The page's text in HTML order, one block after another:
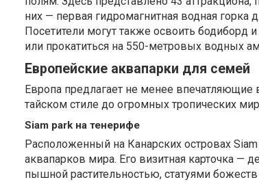
них — первая гидромагнитная водная
Посетители могут также освоить
или прокатиться на 550-метровых водных
Европейские аквапарки для семей
Европа предлагает не менее
тайском стиле до огромных тропических
Siam park на тенерифе
Расположенный на Канарских островах
аквапарков мира. Его визитная карточка —
пышной растительностью, статуями